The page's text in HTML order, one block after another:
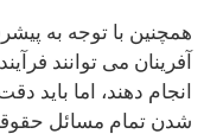
همچنین با توجه به
آفرینان می‌ توانند فرآیند
انجام دهند، اما باید
شدن تمام مسائل